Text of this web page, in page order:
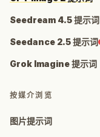
Seedream 4.5 提示词
Seedance 2.5 提示词
Grok Imagine 提示词
按媒介浏览
图片提示词